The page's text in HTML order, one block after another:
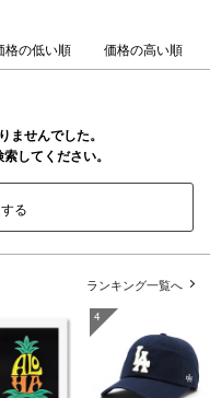
格の低い順 価格の高い順
ませんでした。
してください。
る
ランキング一覧へ
4